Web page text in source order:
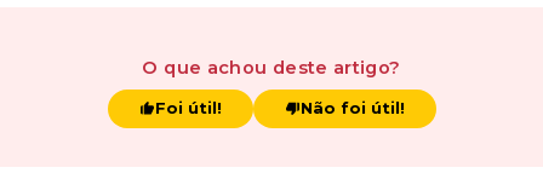
O que achou deste artigo?
Foi útil! Não foi útil!